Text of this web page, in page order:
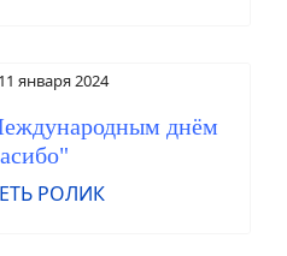
11 января 2024
днём
РОЛИК